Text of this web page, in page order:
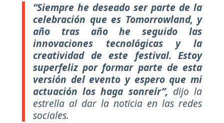
“Siempre he deseado ser parte de la
celebración que es Tomorrowland, y
año tras año he seguido las
innovaciones tecnológicas y la
creatividad de este festival. Estoy
superfeliz por formar parte de esta
versión del evento y espero que mi
actuación los haga sonreír”, dijo la
estrella al dar la noticia en las redes
sociales.